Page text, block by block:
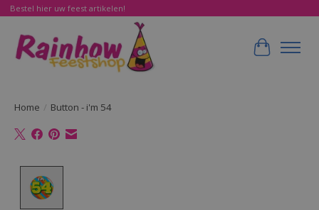
Bestel hier uw feest artikelen!
Home / Button - i'm 54